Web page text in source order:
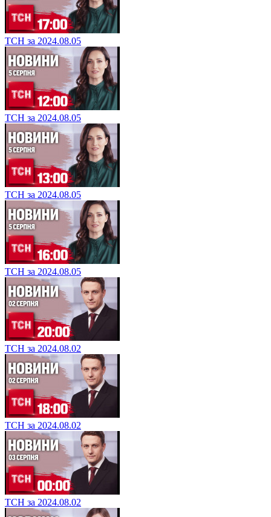
ТСН за 2024.08.05
ТСН за 2024.08.05
ТСН за 2024.08.05
ТСН за 2024.08.05
ТСН за 2024.08.02
ТСН за 2024.08.02
ТСН за 2024.08.02